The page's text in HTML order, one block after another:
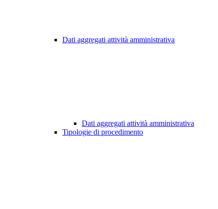
Dati aggregati attività amministrativa
Dati aggregati attività amministrativa
Tipologie di procedimento